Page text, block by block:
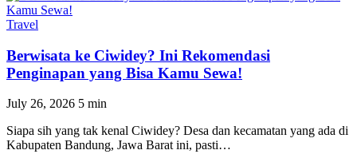
Travel
Berwisata ke Ciwidey? Ini Rekomendasi
Penginapan yang Bisa Kamu Sewa!
July 26, 2026 5 min
Siapa sih yang tak kenal Ciwidey? Desa dan kecamatan yang ada di
Kabupaten Bandung, Jawa Barat ini, pasti…